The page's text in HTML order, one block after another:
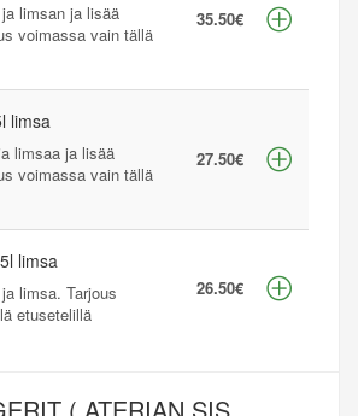
limsan ja lisää
voimassa vain tällä
35.50€
limsa
limsaa ja lisää
voimassa vain tällä
27.50€
limsa
limsa. Tarjous
etusetelillä
26.50€